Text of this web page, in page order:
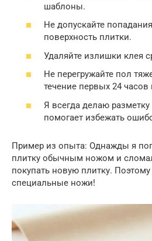
шаблоны.
Не допускайте
поверхность плитки.
Удаляйте излишки клея
Не перегружайте пол
течение первых 24 часов
Я всегда делаю
помогает избежать
Пример из опыта: Однажды я
плитку обычным ножом и
покупать новую плитку.
специальные ножи!